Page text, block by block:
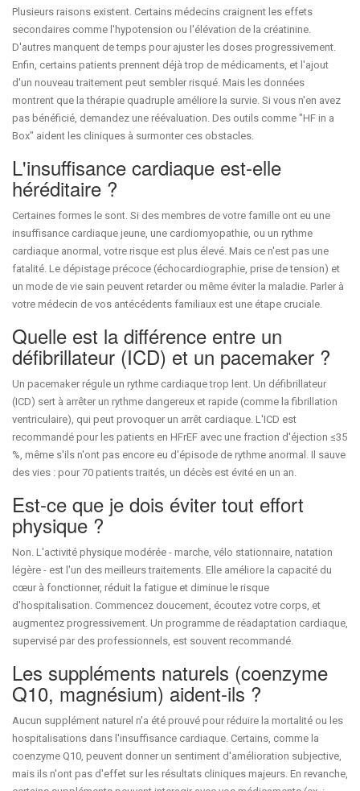
Plusieurs raisons existent. Certains médecins craignent les effets
secondaires comme l'hypotension ou l'élévation de la créatinine.
D'autres manquent de temps pour ajuster les doses progressivement.
Enfin, certains patients prennent déjà trop de médicaments, et l'ajout
d'un nouveau traitement peut sembler risqué. Mais les données
montrent que la thérapie quadruple améliore la survie. Si vous n'en avez
pas bénéficié, demandez une réévaluation. Des outils comme "HF in a
Box" aident les cliniques à surmonter ces obstacles.
L'insuffisance cardiaque est-elle
héréditaire ?
Certaines formes le sont. Si des membres de votre famille ont eu une
insuffisance cardiaque jeune, une cardiomyopathie, ou un rythme
cardiaque anormal, votre risque est plus élevé. Mais ce n'est pas une
fatalité. Le dépistage précoce (échocardiographie, prise de tension) et
un mode de vie sain peuvent retarder ou même éviter la maladie. Parler à
votre médecin de vos antécédents familiaux est une étape cruciale.
Quelle est la différence entre un
défibrillateur (ICD) et un pacemaker ?
Un pacemaker régule un rythme cardiaque trop lent. Un défibrillateur
(ICD) sert à arrêter un rythme dangereux et rapide (comme la fibrillation
ventriculaire), qui peut provoquer un arrêt cardiaque. L'ICD est
recommandé pour les patients en HFrEF avec une fraction d'éjection ≤35
%, même s'ils n'ont pas encore eu d'épisode de rythme anormal. Il sauve
des vies : pour 70 patients traités, un décès est évité en un an.
Est-ce que je dois éviter tout effort
physique ?
Non. L'activité physique modérée - marche, vélo stationnaire, natation
légère - est l'un des meilleurs traitements. Elle améliore la capacité du
cœur à fonctionner, réduit la fatigue et diminue le risque
d'hospitalisation. Commencez doucement, écoutez votre corps, et
augmentez progressivement. Un programme de réadaptation cardiaque,
supervisé par des professionnels, est souvent recommandé.
Les suppléments naturels (coenzyme
Q10, magnésium) aident-ils ?
Aucun supplément naturel n'a été prouvé pour réduire la mortalité ou les
hospitalisations dans l'insuffisance cardiaque. Certains, comme la
coenzyme Q10, peuvent donner un sentiment d'amélioration subjective,
mais ils n'ont pas d'effet sur les résultats cliniques majeurs. En revanche,